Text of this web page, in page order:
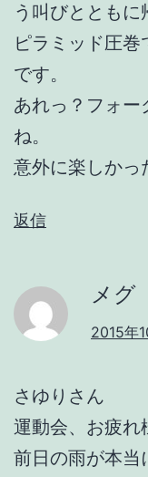
う叫びとともに
ピラミッド圧巻
です。
あれっ？フォー
ね。
意外に楽しかっ
返信
メグ
2015年
さゆりさん
運動会、お疲れ
前日の雨が本当